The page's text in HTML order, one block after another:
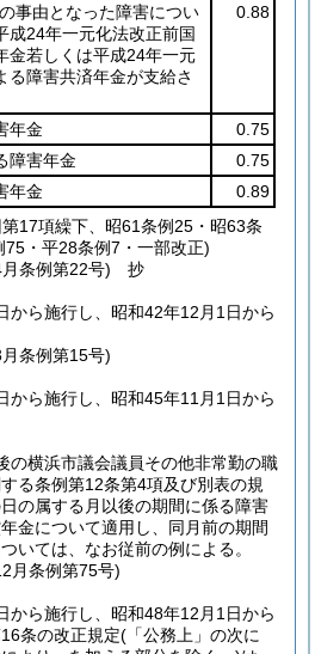
事由となった障害につい
成24年一元化法改正前国
金若しくは平成24年一元
る障害共済年金が支給さ
0.88
年金
0.75
障害年金
0.75
年金
0.89
17項繰下、昭61条例25・昭63条
・平28条例7・一部改正)
条例第22号) 抄
から施行し、昭和42年12月1日から
条例第15号)
から施行し、昭和45年11月1日から
の横浜市議会議員その他非常勤の職
る条例第12条第4項及び別表の規
の属する月以後の期間に係る障害
金について適用し、同月前の期間
いては、なお従前の例による。
月条例第75号)
から施行し、昭和48年12月1日から
条の改正規定(「公務上」の次に